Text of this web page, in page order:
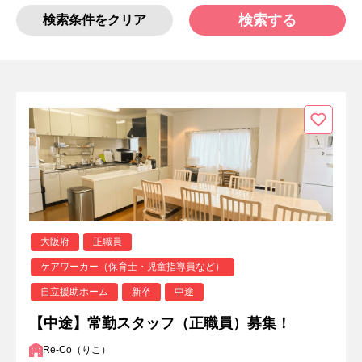
検索条件をクリア 検索する
大阪府 正職員
ケアワーカー（保育士・児童指導員など）
自立援助ホーム 新卒 中途
【中途】常勤スタッフ（正職員）募集！
Re-Co（りこ）